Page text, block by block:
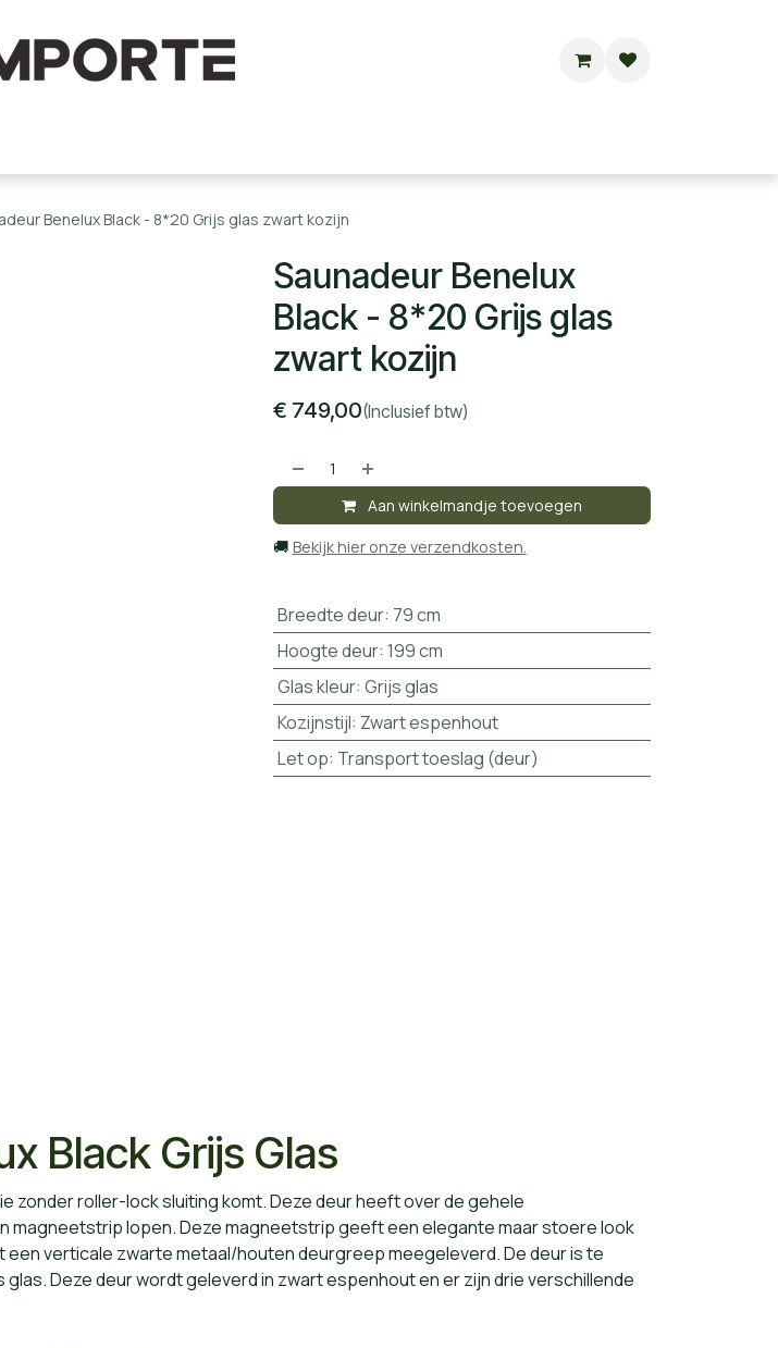
Benelux Black - 8*20 Grijs glas zwart kozijn
Saunadeur Benelux
Black - 8*20 Grijs glas
zwart kozijn
€ 749,00(Inclusief btw)
Aan winkelmandje toevoegen
🚚 Bekijk hier onze verzendkosten.
Breedte deur: 79 cm
Hoogte deur:199 cm
Glas kleur:Grijs glas
Kozijnstijl: Zwart espenhout
Let op: Transport toeslag (deur)
Black Grijs Glas
zonder roller-lock sluiting komt. Deze deur heeft over de gehele
magneetstrip lopen. Deze magneetstrip geeft een elegante maar stoere look
een verticale zwarte metaal/houten deurgreep meegeleverd. De deur is te
Deze deur wordt geleverd in zwart espenhout en er zijn drie verschillende